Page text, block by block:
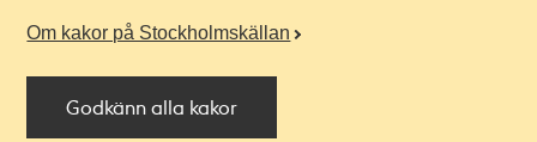
Om kakor på Stockholmskällan
Godkänn alla kakor